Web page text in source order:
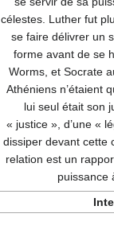
célestes. Luther fut
se faire délivrer un
forme avant de se
Worms, et Socrate
Athéniens n’étaient
lui seul était son
« justice », d’une «
dissiper devant cette
relation est un
puissance